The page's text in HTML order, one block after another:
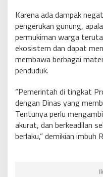
Karena ada dampak
pengerukan gunung,
permukiman warga
ekosistem dan dapat
membawa berbagai
penduduk.
“Pemerintah di tingkat
dengan Dinas yang
Tentunya perlu
akurat, dan berkeadilan
berlaku,” demikian imbuh